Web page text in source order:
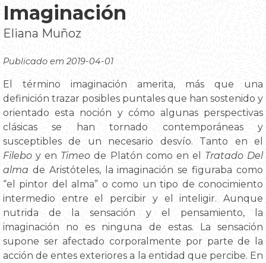
Imaginación
Eliana Muñoz
Publicado em 2019-04-01
El término imaginación amerita, más que una
definición trazar posibles puntales que han sostenido y
orientado esta noción y cómo algunas perspectivas
clásicas se han tornado contemporáneas y
susceptibles de un necesario desvío. Tanto en el
Filebo y en Timeo de Platón como en el Tratado Del
alma de Aristóteles, la imaginación se figuraba como
“el pintor del alma” o como un tipo de conocimiento
intermedio entre el percibir y el inteligir. Aunque
nutrida de la sensación y el pensamiento, la
imaginación no es ninguna de estas. La sensación
supone ser afectado corporalmente por parte de la
acción de entes exteriores a la entidad que percibe. En